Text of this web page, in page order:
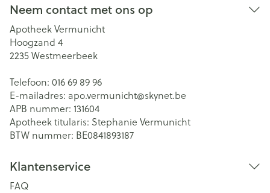
Neem contact met ons op
Apotheek Vermunicht
Hoogzand 4
2235Westmeerbeek
Telefoon: 016 69 89 96
E-mailadres: apo.vermunicht@skynet.be
APB nummer: 131604
Apotheek titularis: Stephanie Vermunicht
BTW nummer: BE0841893187
Klantenservice
FAQ